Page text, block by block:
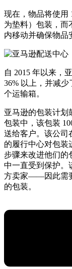
现在，物品将使用
为垫料）包装，而
内移动并确保物品
自 2015 年以来，
36% 以上，并减
个运输箱。
亚马逊的包装计划
包装中，该包装
送给客户。该公司
的履行中心对包装
步骤来改进他们的
中一直受到保护。
方卖家——因此需
的包装。